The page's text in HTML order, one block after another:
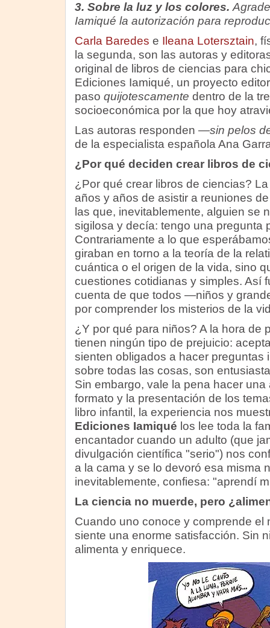
3. Sobre la luz y los colores.
Iamiqué la autorización para
Carla Baredes e Ileana Lotersztain,
la segunda, son las autoras y
original de libros de ciencias para
Ediciones Iamiqué, un proyecto
paso quijotescamente dentro de la
socioeconómica por la que hoy
Las autoras responden —sin pelos
de la especialista española Ana
¿Por qué deciden crear libros de
¿Por qué crear libros de ciencias?
años y años de asistir a reuniones
las que, inevitablemente, alguien se
sigilosa y decía: tengo una pregunta
Contrariamente a lo que
giraban en torno a la teoría de la
cuántica o el origen de la vida, sino
cuestiones cotidianas y simples. Así
cuenta de que todos —niños y
por comprender los misterios de la
¿Y por qué para niños? A la hora de
tienen ningún tipo de prejuicio:
sienten obligados a hacer preguntas
sobre todas las cosas, son
Sin embargo, vale la pena hacer
formato y la presentación de los
libro infantil, la experiencia nos
Ediciones Iamiqué los lee toda la
encantador cuando un adulto (que
divulgación científica "serio") nos
a la cama y se lo devoró esa misma
inevitablemente, confiesa: "aprendí
La ciencia no muerde, pero
Cuando uno conoce y comprende el
siente una enorme satisfacción. Sin
alimenta y enriquece.